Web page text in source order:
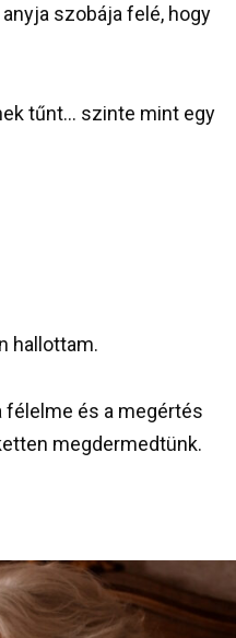
szobája felé, hogy
tűnt… szinte mint egy
hallottam.
és a megértés
megdermedtünk.